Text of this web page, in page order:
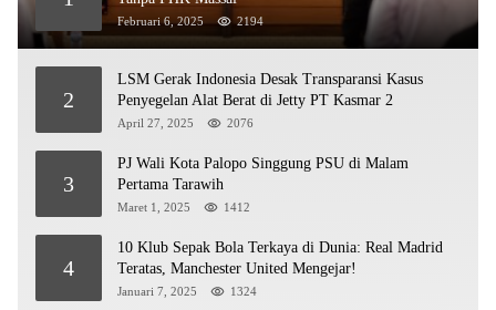
Februari 6, 2025 2194
2
LSM Gerak Indonesia Desak Transparansi Kasus
Penyegelan Alat Berat di Jetty PT Kasmar 2
April 27, 2025 2076
3
PJ Wali Kota Palopo Singgung PSU di Malam
Pertama Tarawih
Maret 1, 2025 1412
4
10 Klub Sepak Bola Terkaya di Dunia: Real Madrid
Teratas, Manchester United Mengejar!
Januari 7, 2025 1324